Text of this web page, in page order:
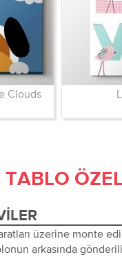
Clouds
üzerine monte
arkasında